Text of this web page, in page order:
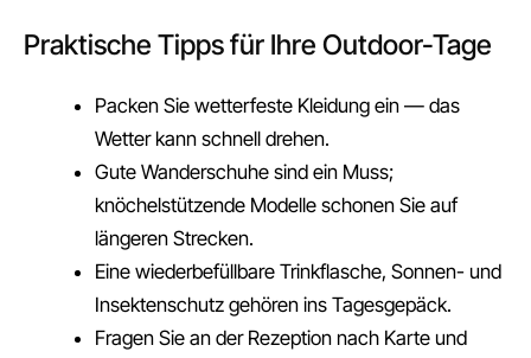
Praktische Tipps für Ihre Outdoor-Tage
Packen Sie wetterfeste Kleidung ein — das
Wetter kann schnell drehen.
Gute Wanderschuhe sind ein Muss;
knöchelstützende Modelle schonen Sie auf
längeren Strecken.
Eine wiederbefüllbare Trinkflasche, Sonnen- und
Insektenschutz gehören ins Tagesgepäck.
Fragen Sie an der Rezeption nach Karte und